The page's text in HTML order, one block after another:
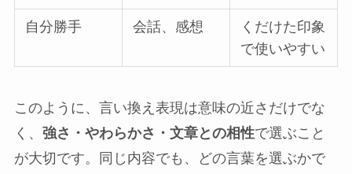
自分勝手 会話、感想
くだけた印象
で使いやすい
このように、言い換え表現は意味の近さだけでな
く、 強さ・やわらかさ・文章との相性で選ぶこと
が大切です。同じ内容でも、どの言葉を選ぶかで